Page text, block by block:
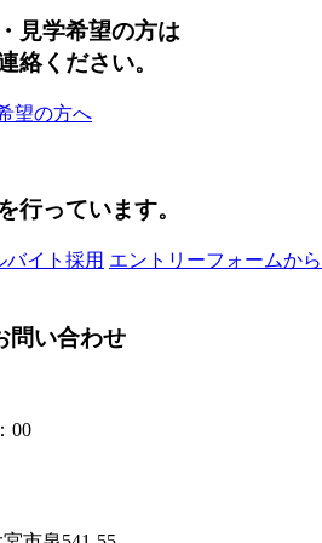
見学希望の方は
絡ください。
望の方へ
行っています。
イト採用 エントリーフォームか
問い合わせ
00